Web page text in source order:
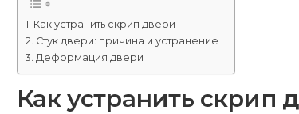
Как устранить скрип двери
Стук двери: причина и устранение
Деформация двери
Как устранить скрип